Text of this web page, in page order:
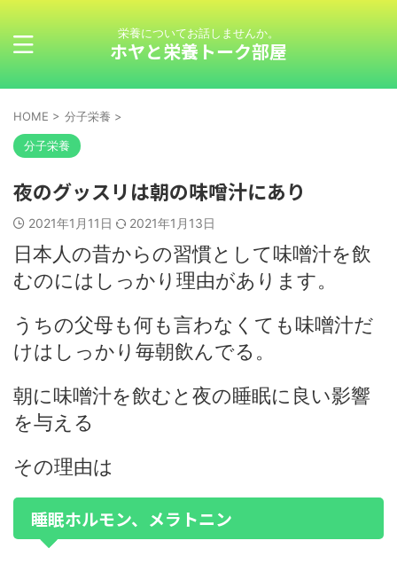
栄養についてお話しませんか。
ホヤと栄養トーク部屋
HOME > 分子栄養 >
分子栄養
夜のグッスリは朝の味噌汁にあり
2021年1月11日 2021年1月13日
日本人の昔からの習慣として味噌汁を飲
むのにはしっかり理由があります。
うちの父母も何も言わなくても味噌汁だ
けはしっかり毎朝飲んでる。
朝に味噌汁を飲むと夜の睡眠に良い影響
を与える
その理由は
睡眠ホルモン、メラトニン